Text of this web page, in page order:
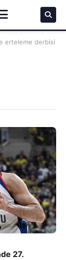
erteleme derbisi
27.